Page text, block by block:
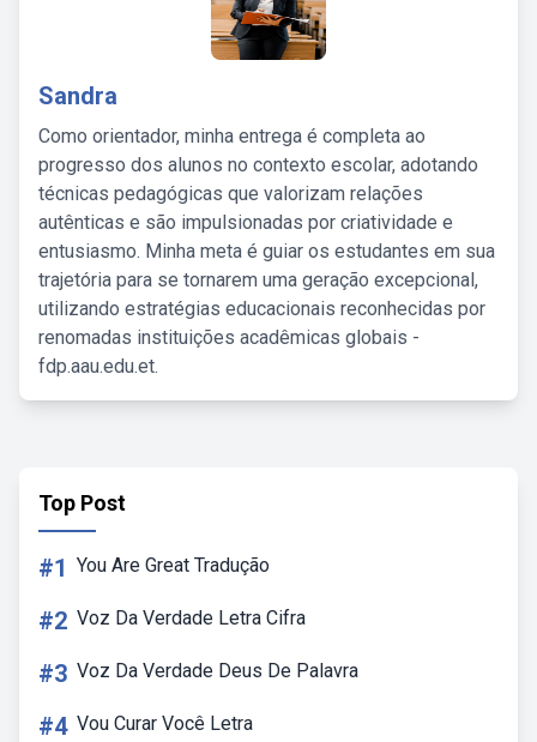
Sandra
Como orientador, minha entrega é completa ao
progresso dos alunos no contexto escolar, adotando
técnicas pedagógicas que valorizam relações
autênticas e são impulsionadas por criatividade e
entusiasmo. Minha meta é guiar os estudantes em sua
trajetória para se tornarem uma geração excepcional,
utilizando estratégias educacionais reconhecidas por
renomadas instituições acadêmicas globais -
fdp.aau.edu.et.
Top Post
#1 You Are Great Tradução
#2 Voz Da Verdade Letra Cifra
#3 Voz Da Verdade Deus De Palavra
#4 Vou Curar Você Letra